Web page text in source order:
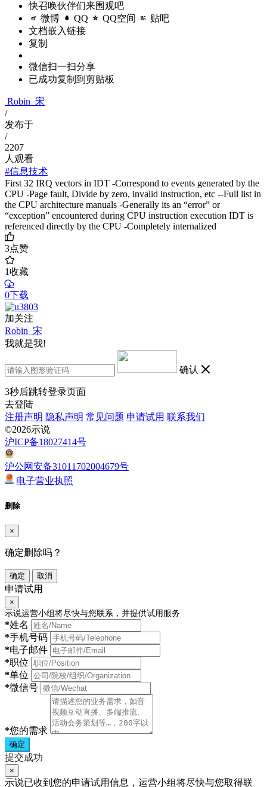
快召唤伙伴们来围观吧
微博 QQ QQ空间 贴吧
文档嵌入链接
复制
微信扫一扫分享
已成功复制到剪贴板
Robin_宋
/
发布于
/
2207
人观看
#信息技术
First 32 IRQ vectors in IDT -Correspond to events generated by the
CPU -Page fault, Divide by zero, invalid instruction, etc --Full list in
the CPU architecture manuals -Generally its an “error” or
“exception” encountered during CPU instruction execution IDT is
referenced directly by the CPU -Completely internalized
3点赞
1收藏
0下载
加关注
Robin_宋
我就是我!
确认
3秒后跳转登录页面
去登陆
注册声明 隐私声明 常见问题 申请试用 联系我们
©2026示说
沪ICP备18027414号
沪公网安备31011702004679号
电子营业执照
删除
×
确定删除吗？
确定 取消
申请试用
×
示说运营小组将尽快与您联系，并提供试用服务
*姓名
*手机号码
*电子邮件
*职位
*单位
*微信号
*您的需求
确定
提交成功
×
示说已收到您的申请试用信息，运营小组将尽快与您取得联